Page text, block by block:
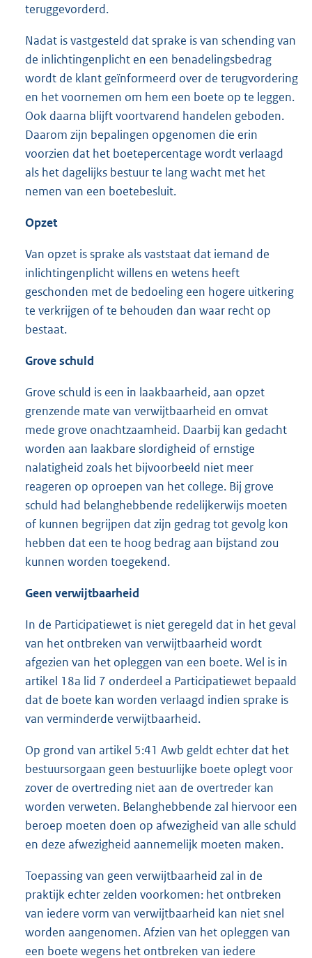
teruggevorderd.
Nadat is vastgesteld dat sprake is van schending van
de inlichtingenplicht en een benadelingsbedrag
wordt de klant geïnformeerd over de terugvordering
en het voornemen om hem een boete op te leggen.
Ook daarna blijft voortvarend handelen geboden.
Daarom zijn bepalingen opgenomen die erin
voorzien dat het boetepercentage wordt verlaagd
als het dagelijks bestuur te lang wacht met het
nemen van een boetebesluit.
Opzet
Van opzet is sprake als vaststaat dat iemand de
inlichtingenplicht willens en wetens heeft
geschonden met de bedoeling een hogere uitkering
te verkrijgen of te behouden dan waar recht op
bestaat.
Grove schuld
Grove schuld is een in laakbaarheid, aan opzet
grenzende mate van verwijtbaarheid en omvat
mede grove onachtzaamheid. Daarbij kan gedacht
worden aan laakbare slordigheid of ernstige
nalatigheid zoals het bijvoorbeeld niet meer
reageren op oproepen van het college. Bij grove
schuld had belanghebbende redelijkerwijs moeten
of kunnen begrijpen dat zijn gedrag tot gevolg kon
hebben dat een te hoog bedrag aan bijstand zou
kunnen worden toegekend.
Geen verwijtbaarheid
In de Participatiewet is niet geregeld dat in het geval
van het ontbreken van verwijtbaarheid wordt
afgezien van het opleggen van een boete. Wel is in
artikel 18a lid 7 onderdeel a Participatiewet bepaald
dat de boete kan worden verlaagd indien sprake is
van verminderde verwijtbaarheid.
Op grond van artikel 5:41 Awb geldt echter dat het
bestuursorgaan geen bestuurlijke boete oplegt voor
zover de overtreding niet aan de overtreder kan
worden verweten. Belanghebbende zal hiervoor een
beroep moeten doen op afwezigheid van alle schuld
en deze afwezigheid aannemelijk moeten maken.
Toepassing van geen verwijtbaarheid zal in de
praktijk echter zelden voorkomen: het ontbreken
van iedere vorm van verwijtbaarheid kan niet snel
worden aangenomen. Afzien van het opleggen van
een boete wegens het ontbreken van iedere